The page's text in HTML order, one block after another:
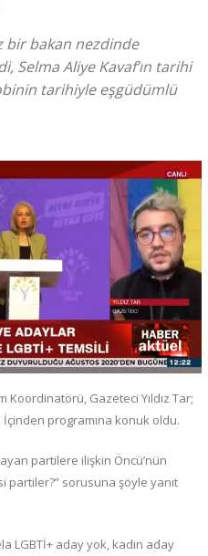
bir bakan nezdinde
Selma Aliye Kavaf’ın tarihi
tarihiyle eşgüdümlü
Koordinatörü, Gazeteci Yıldız Tar;
İçinden programına konuk oldu.
partilere ilişkin Öncü’nün
partiler?” sorusuna şöyle yanıt
LGBTİ+ aday yok, kadın aday